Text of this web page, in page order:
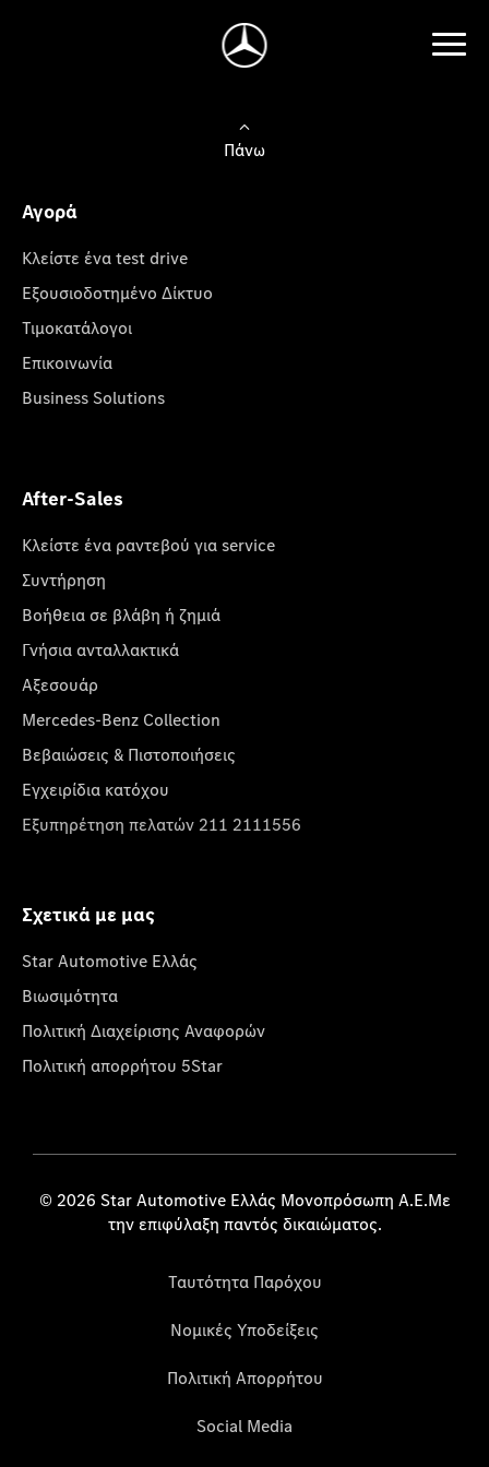
Πάνω
Αγορά
Κλείστε ένα test drive
Εξουσιοδοτημένο Δίκτυο
Τιμοκατάλογοι
Επικοινωνία
Business Solutions
After-Sales
Κλείστε ένα ραντεβού για service
Συντήρηση
Βοήθεια σε βλάβη ή ζημιά
Γνήσια ανταλλακτικά
Αξεσουάρ
Mercedes-Benz Collection
Βεβαιώσεις & Πιστοποιήσεις
Εγχειρίδια κατόχου
Εξυπηρέτηση πελατών 211 2111556
Σχετικά με μας
Star Automotive Ελλάς
Βιωσιμότητα
Πολιτική Διαχείρισης Αναφορών
Πολιτική απορρήτου 5Star
© 2026 Star Automotive Ελλάς Μονοπρόσωπη Α.Ε.Με
την επιφύλαξη παντός δικαιώματος.
Ταυτότητα Παρόχου
Νομικές Υποδείξεις
Πολιτική Απορρήτου
Social Media